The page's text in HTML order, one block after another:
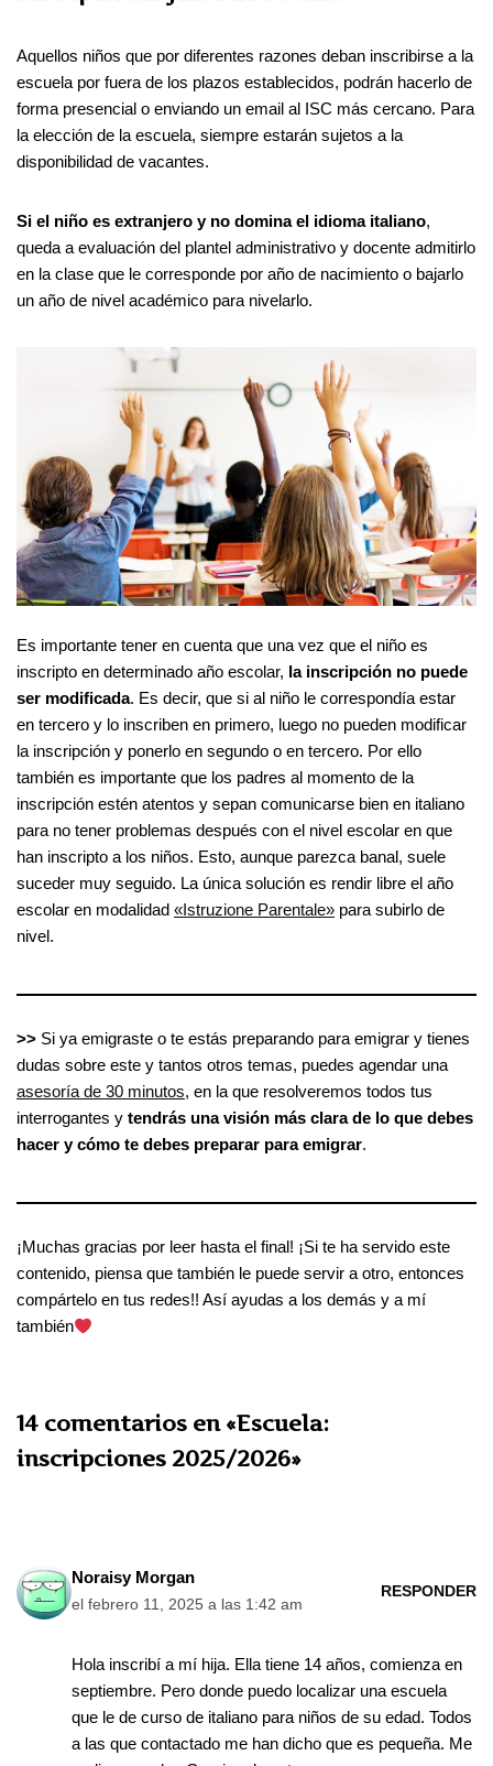
Aquellos niños que por diferentes razones deban inscribirse a la
escuela por fuera de los plazos establecidos, podrán hacerlo de
forma presencial o enviando un email al ISC más cercano. Para
la elección de la escuela, siempre estarán sujetos a la
disponibilidad de vacantes.
Si el niño es extranjero y no domina el idioma italiano,
queda a evaluación del plantel administrativo y docente admitirlo
en la clase que le corresponde por año de nacimiento o bajarlo
un año de nivel académico para nivelarlo.
Es importante tener en cuenta que una vez que el niño es
inscripto en determinado año escolar, la inscripción no puede
ser modificada. Es decir, que si al niño le correspondía estar
en tercero y lo inscriben en primero, luego no pueden modificar
la inscripción y ponerlo en segundo o en tercero. Por ello
también es importante que los padres al momento de la
inscripción estén atentos y sepan comunicarse bien en italiano
para no tener problemas después con el nivel escolar en que
han inscripto a los niños. Esto, aunque parezca banal, suele
suceder muy seguido. La única solución es rendir libre el año
escolar en modalidad «Istruzione Parentale» para subirlo de
nivel.
>> Si ya emigraste o te estás preparando para emigrar y tienes
dudas sobre este y tantos otros temas, puedes agendar una
asesoría de 30 minutos, en la que resolveremos todos tus
interrogantes y tendrás una visión más clara de lo que debes
hacer y cómo te debes preparar para emigrar.
¡Muchas gracias por leer hasta el final! ¡Si te ha servido este
contenido, piensa que también le puede servir a otro, entonces
compártelo en tus redes!! Así ayudas a los demás y a mí
también
14 comentarios en «Escuela:
inscripciones 2025/2026»
Noraisy Morgan
el febrero 11, 2025 a las 1:42 am
RESPONDER
Hola inscribí a mí hija. Ella tiene 14 años, comienza en
septiembre. Pero donde puedo localizar una escuela
que le de curso de italiano para niños de su edad. Todos
a las que contactado me han dicho que es pequeña. Me